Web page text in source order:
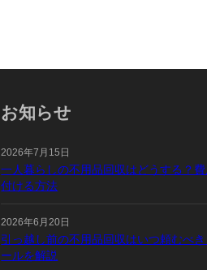
お知らせ
2026年7月15日
一人暮らしの不用品回収はどうする？
付ける方法
2026年6月20日
引っ越し前の不用品回収はいつ頼むべ
ールを解説